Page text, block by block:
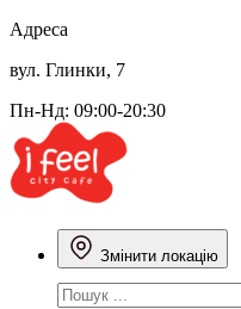
Адреса
вул. Глинки, 7
Пн-Нд: 09:00-20:30
Змінити локацію